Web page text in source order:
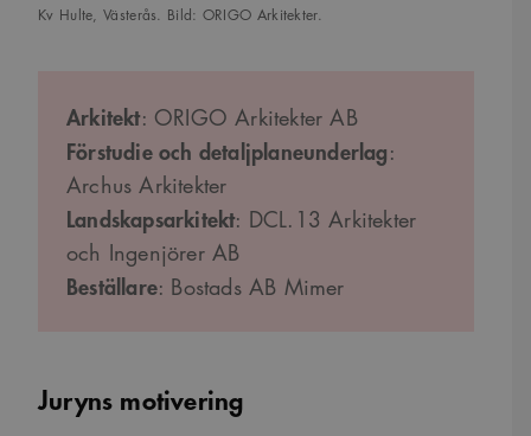
Kv Hulte, Västerås. Bild: ORIGO Arkitekter.
Arkitekt: ORIGO Arkitekter AB
Förstudie och detaljplaneunderlag:
Archus Arkitekter
Landskapsarkitekt: DCL.13 Arkitekter
och Ingenjörer AB
Beställare: Bostads AB Mimer
Juryns motivering